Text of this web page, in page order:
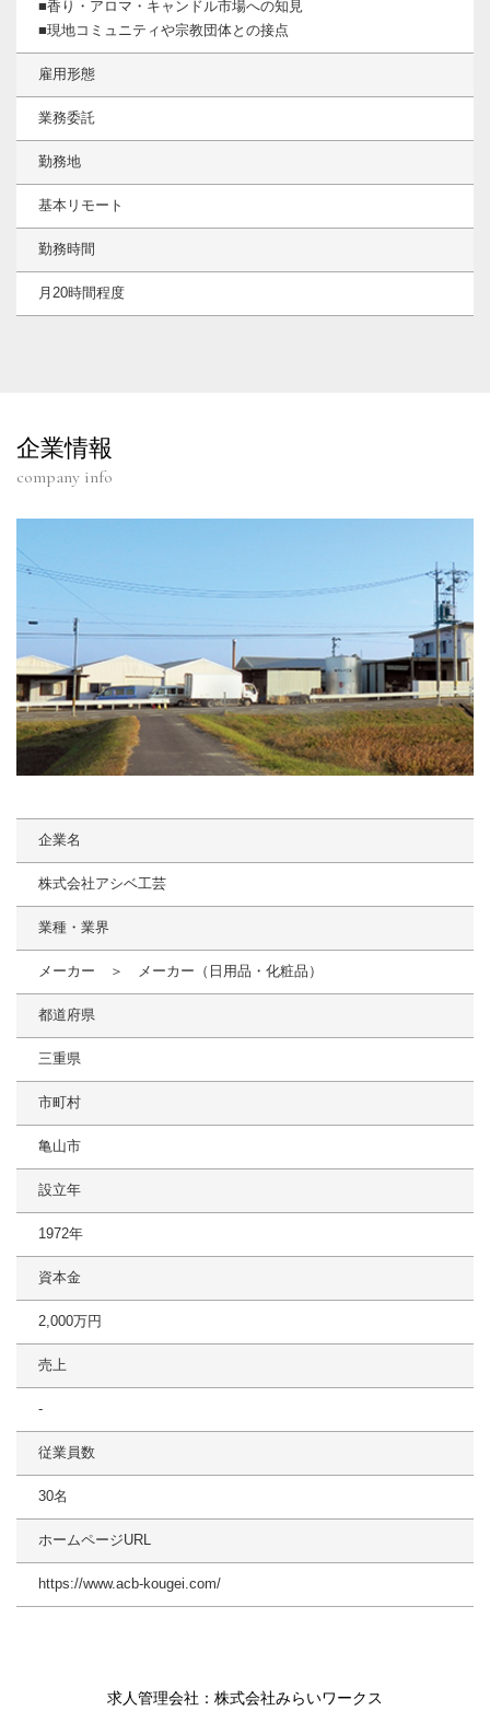
■香り・アロマ・キャンドル市場への知見
■現地コミュニティや宗教団体との接点
雇用形態
業務委託
勤務地
基本リモート
勤務時間
月20時間程度
企業情報
company info
企業名
株式会社アシベ工芸
業種・業界
メーカー ＞ メーカー（日用品・化粧品）
都道府県
三重県
市町村
亀山市
設立年
1972年
資本金
2,000万円
売上
-
従業員数
30名
ホームページURL
https://www.acb-kougei.com/
求人管理会社：株式会社みらいワークス